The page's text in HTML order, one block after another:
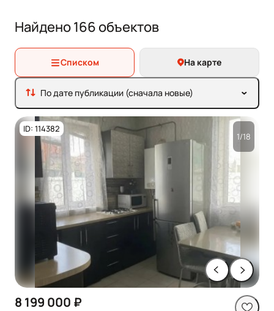
Найдено 166 объектов
Списком На карте
По дате публикации (сначала новые)
ID: 114382
1/18
8 199 000 ₽